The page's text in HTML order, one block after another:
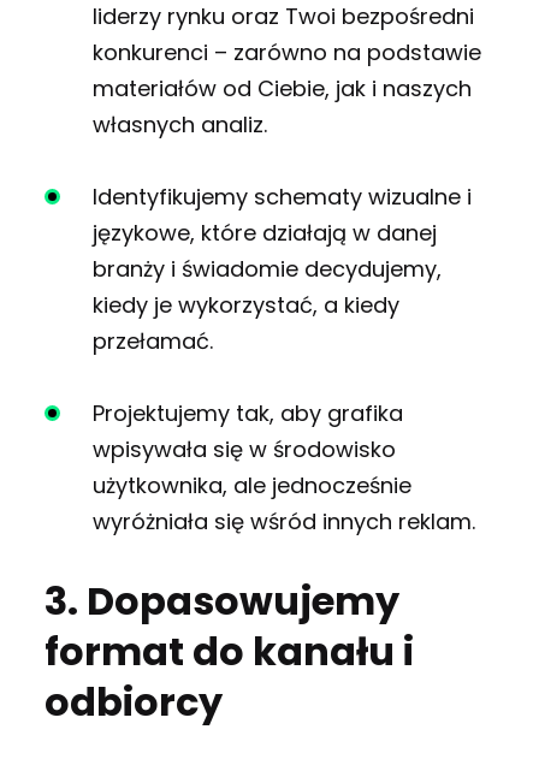
liderzy rynku oraz Twoi bezpośredni
konkurenci – zarówno na podstawie
materiałów od Ciebie, jak i naszych
własnych analiz.
Identyfikujemy schematy wizualne i
językowe, które działają w danej
branży i świadomie decydujemy,
kiedy je wykorzystać, a kiedy
przełamać.
Projektujemy tak, aby grafika
wpisywała się w środowisko
użytkownika, ale jednocześnie
wyróżniała się wśród innych reklam.
3. Dopasowujemy
format do kanału i
odbiorcy